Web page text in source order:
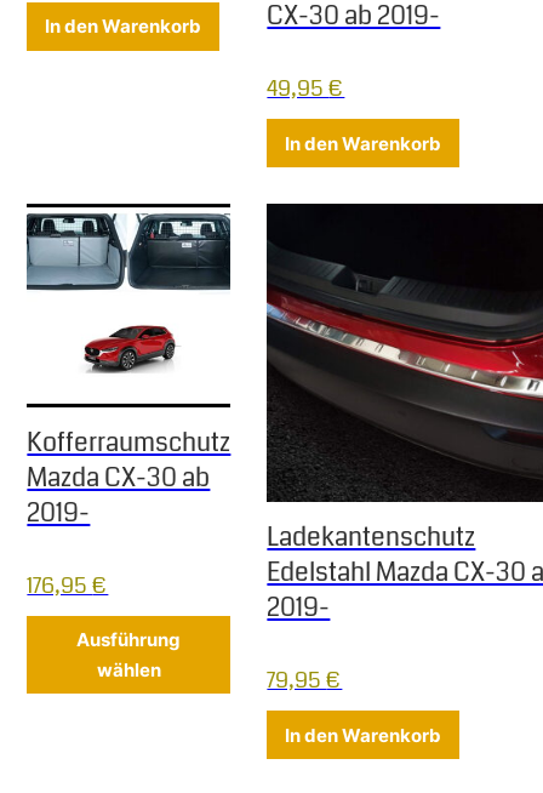
In den Warenkorb
CX-30 ab 2019-
49,95€
In den Warenkorb
Kofferraumschutz
Mazda CX-30 ab
2019-
176,95€
Ausführung
wählen
Ladekantenschutz
Edelstahl Mazda CX-30
2019-
79,95€
In den Warenkorb